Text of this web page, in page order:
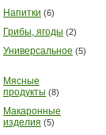
Напитки (6)
Грибы, ягоды (2)
Универсальное (5)
Мясные
продукты (8)
Макаронные
изделия (5)